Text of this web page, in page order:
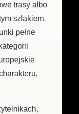
trasy albo
szlakiem.
pełne